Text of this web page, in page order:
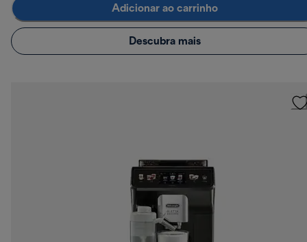
Adicionar ao carrinho
Descubra mais